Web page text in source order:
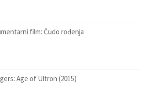
film: Čudo rođenja
Age of Ultron (2015)